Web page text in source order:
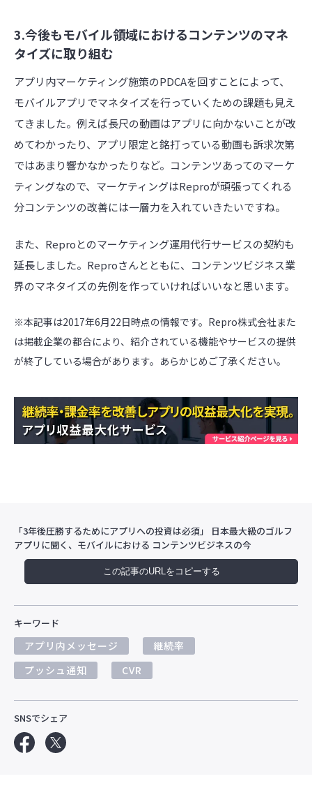
3.今後もモバイル領域におけるコンテンツのマネ
タイズに取り組む
アプリ内マーケティング施策のPDCAを回すことによって、
モバイルアプリでマネタイズを行っていくための課題も見え
てきました。例えば長尺の動画はアプリに向かないことが改
めてわかったり、アプリ限定と銘打っている動画も訴求次第
ではあまり響かなかったりなど。コンテンツあってのマーケ
ティングなので、マーケティングはReproが頑張ってくれる
分コンテンツの改善には一層力を入れていきたいですね。
また、Reproとのマーケティング運用代行サービスの契約も
延長しました。Reproさんとともに、コンテンツビジネス業
界のマネタイズの先例を作っていければいいなと思います。
※本記事は2017年6月22日時点の情報です。Repro株式会社また
は掲載企業の都合により、紹介されている機能やサービスの提供
が終了している場合があります。あらかじめご了承ください。
「3年後圧勝するためにアプリへの投資は必須」 日本最大級のゴルフ
アプリに聞く、モバイルにおける コンテンツビジネスの今
この記事のURLをコピーする
キーワード
アプリ内メッセージ
継続率
プッシュ通知
CVR
SNSでシェア